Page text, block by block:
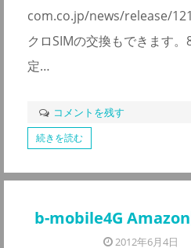
com.co.jp/news/release/
クロSIMの交換もできます
定…
コメントを残す
続きを読む
b-mobile4G Amazon
2012年6月4日